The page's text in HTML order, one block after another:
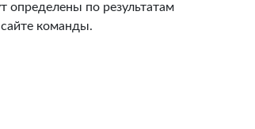
определены по результатам
команды.